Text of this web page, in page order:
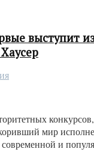
выступит
мир
современной и